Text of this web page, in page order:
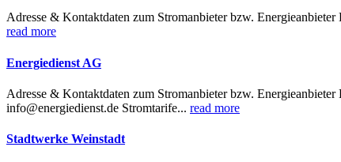
Adresse & Kontaktdaten zum Stromanbieter bzw.
read more
Energiedienst AG
Adresse & Kontaktdaten zum Stromanbieter bzw.
info@energiedienst.de Stromtarife... read more
Stadtwerke Weinstadt